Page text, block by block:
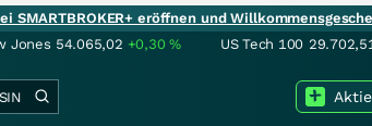
SMARTBROKER+ eröffnen und
Jones 54.065,02 +0,30% US Tech 100